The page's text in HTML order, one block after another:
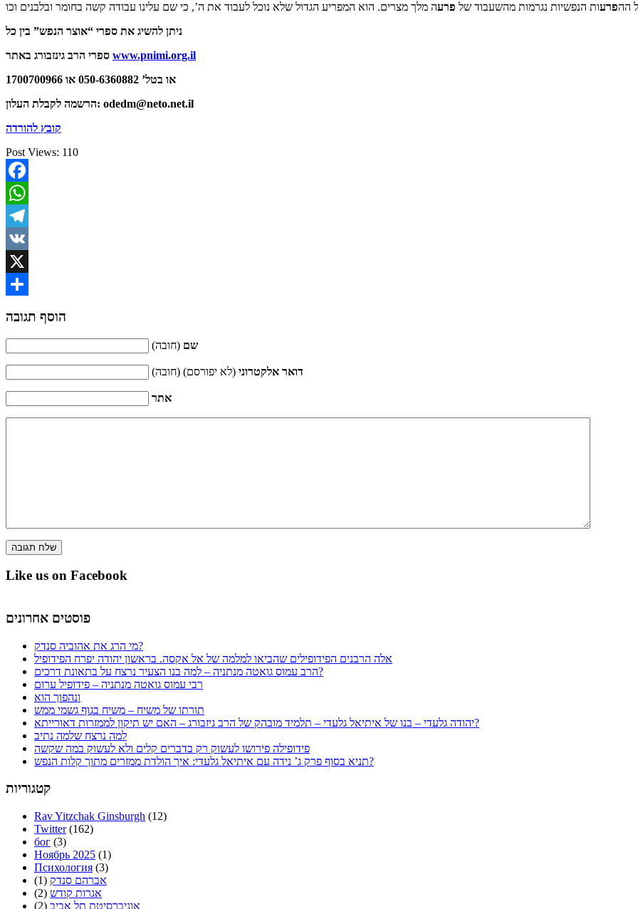
ההפרעות הנפשיות נגרמות מהשעבוד של פרעה מלך מצרים. הוא המפריע הגדול שלא נוכל לעבוד את ה’, כי שם עלינו
ניתן להשיג את ספרי “אוצר הנפש” בין כל
www.pnimi.org.il
או בטל’ 050-6360882 או 1700700966
הרשמה לקבלת העלון: odedm@neto.net.il
קובץ להורדה
Post Views: 110
Facebook
WhatsApp
Telegram
VK
X
הוסף תגובה
שם (חובה)
דואר אלקטרוני (לא יפורסם) (חובה)
אתר
Like us on Facebook
פוסטים אחרונים
מי הרג את אהוביה סנדק?
אלה הרבנים הפידופילים שהביאו למלמה של אל אקסה. בראשון יהודה יפרח הפידופיל
הרב עמוס גואטה מנתניה – למה בנו הצעיר נרצח על בתאונת דרכים?
רבי עמוס גואטה מנתניה – פידופיל ערום
ונהפוך הוא
תורתו של משיח – משיח בגוף גשמי ממש
יהודה גלעדי – בנו של איתיאל גלעדי – תלמיד מובהק של הרב גיזבורג – האם יש תיקון לממזרות דאורייתא?
למה נרצח שלמה נתיב
פידופילה פירושו לעשוק רק בדברים קלים ולא לעשוק במה שקשה
תניא בסוף פרק ג’ נידה עם איתיאל גלעדי: איך הולדת ממזרים מתוך קלות הנפש?
קטגוריות
Rav Yitzchak Ginsburgh (12)
Twitter(162)
бог (3)
Ноябрь 2025 (1)
Психология (3)
אברהם סנדק (1)
אגרות קודש (2)
אוניברסיטת תל אביב (2)